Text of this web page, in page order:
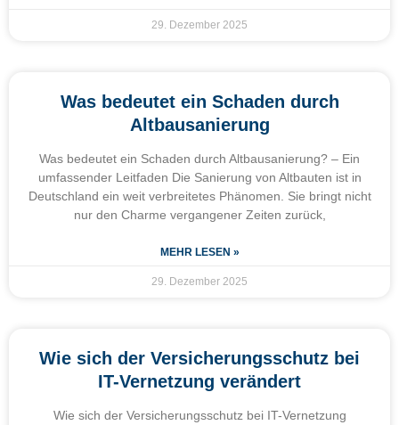
29. Dezember 2025
Was bedeutet ein Schaden durch
Altbausanierung
Was bedeutet ein Schaden durch Altbausanierung? – Ein
umfassender Leitfaden Die Sanierung von Altbauten ist in
Deutschland ein weit verbreitetes Phänomen. Sie bringt nicht
nur den Charme vergangener Zeiten zurück,
MEHR LESEN »
29. Dezember 2025
Wie sich der Versicherungsschutz bei
IT-Vernetzung verändert
Wie sich der Versicherungsschutz bei IT-Vernetzung